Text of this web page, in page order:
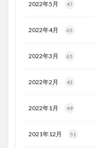
2022年5月 47
2022年4月 65
2022年3月 65
2022年2月 43
2022年1月 49
2021年12月 51